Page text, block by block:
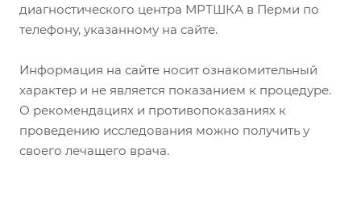
диагностического центра МРТШКА в Перми по
телефону, указанному на сайте.
Информация на сайте носит ознакомительный
характер и не является показанием к процедуре.
О рекомендациях и противопоказаниях к
проведению исследования можно получить у
своего лечащего врача.